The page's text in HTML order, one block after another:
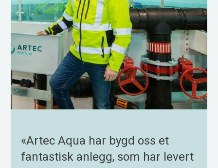
«Artec Aqua har bygd oss et
fantastisk anlegg, som har levert